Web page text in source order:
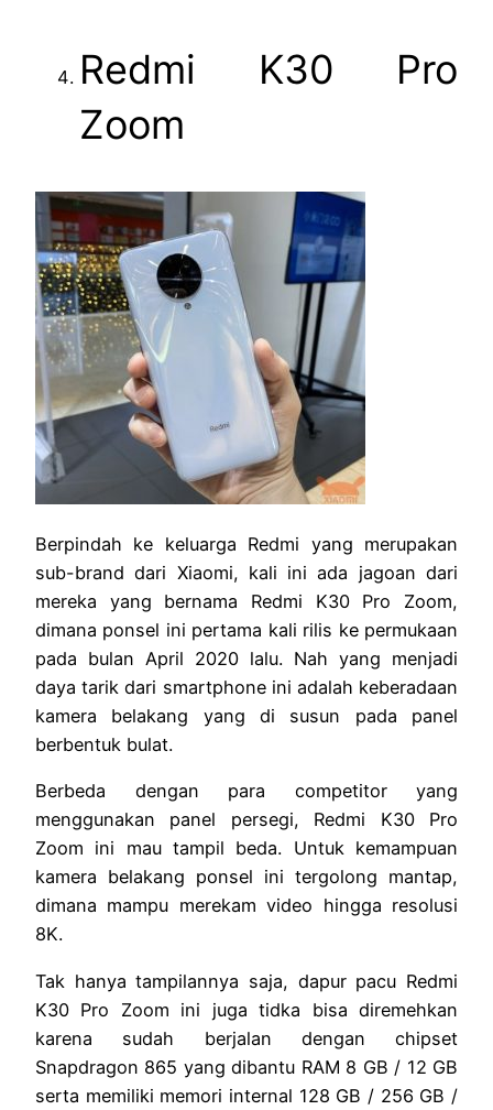
Redmi K30 Pro
Zoom
Berpindah ke keluarga Redmi yang merupakan
sub-brand dari Xiaomi, kali ini ada jagoan dari
mereka yang bernama Redmi K30 Pro Zoom,
dimana ponsel ini pertama kali rilis ke permukaan
pada bulan April 2020 lalu. Nah yang menjadi
daya tarik dari smartphone ini adalah keberadaan
kamera belakang yang di susun pada panel
berbentuk bulat.
Berbeda dengan para competitor yang
menggunakan panel persegi, Redmi K30 Pro
Zoom ini mau tampil beda. Untuk kemampuan
kamera belakang ponsel ini tergolong mantap,
dimana mampu merekam video hingga resolusi
8K.
Tak hanya tampilannya saja, dapur pacu Redmi
K30 Pro Zoom ini juga tidka bisa diremehkan
karena sudah berjalan dengan chipset
Snapdragon 865 yang dibantu RAM 8 GB / 12 GB
serta memiliki memori internal 128 GB / 256 GB /